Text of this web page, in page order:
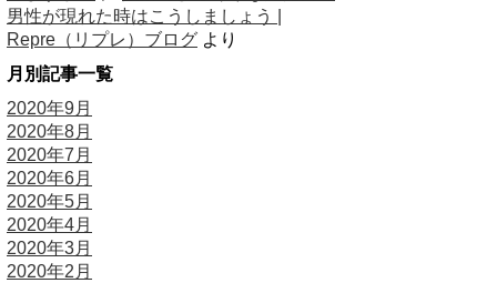
男性が現れた時はこうしましょう |
Repre（リプレ）ブログ より
月別記事一覧
2020年9月
2020年8月
2020年7月
2020年6月
2020年5月
2020年4月
2020年3月
2020年2月